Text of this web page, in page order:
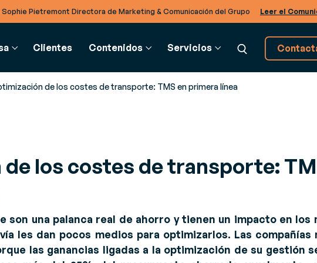
Sophie Pietremont Directora de Marketing & Comunicación del Grupo Leer el
de almacén (SGA)
la eficiencia en todo tu
de transporte (TMS)
un transporte
y aumenta el ROI en
ruta
Soluciones EDI
Intercambia documentos
TradeXpress Infinity
Tu plataforma de integración
de sistemas
Partners
Descubre nuestro rico ecosistema de
Clientes Contenidos
para estar informado
del sector
Producto, Replays y
de expertos
Glosario
Servicios
Consultoría
Supera los retos de tu negocio
de los costes de transporte: TMS en primera línea
los costes de transporte:
son una palanca real de ahorro y tienen un impacto en los
les dan pocos medios para optimizarlos. Las compañías
las ganancias ligadas a la optimización de su gestión